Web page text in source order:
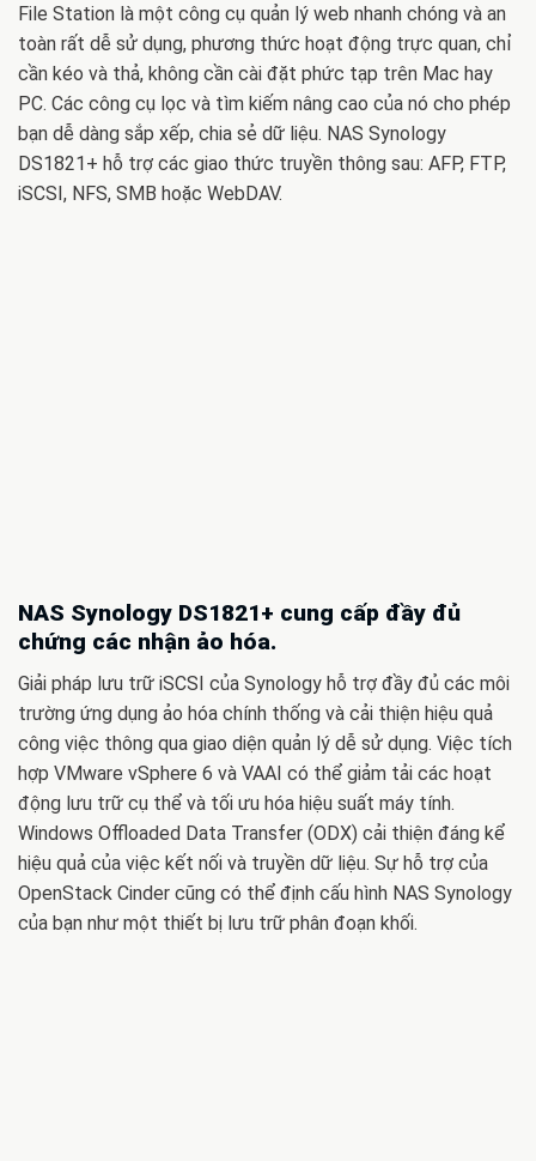
File Station là một công cụ quản lý web nhanh chóng và an
toàn rất dễ sử dụng, phương thức hoạt động trực quan, chỉ
cần kéo và thả, không cần cài đặt phức tạp trên Mac hay
PC. Các công cụ lọc và tìm kiếm nâng cao của nó cho phép
bạn dễ dàng sắp xếp, chia sẻ dữ liệu. NAS Synology
DS1821+ hỗ trợ các giao thức truyền thông sau: AFP, FTP,
iSCSI, NFS, SMB hoặc WebDAV.
NAS Synology DS1821+ cung cấp đầy đủ
chứng các nhận ảo hóa.
Giải pháp lưu trữ iSCSI của Synology hỗ trợ đầy đủ các môi
trường ứng dụng ảo hóa chính thống và cải thiện hiệu quả
công việc thông qua giao diện quản lý dễ sử dụng. Việc tích
hợp VMware vSphere 6 và VAAI có thể giảm tải các hoạt
động lưu trữ cụ thể và tối ưu hóa hiệu suất máy tính.
Windows Offloaded Data Transfer (ODX) cải thiện đáng kể
hiệu quả của việc kết nối và truyền dữ liệu. Sự hỗ trợ của
OpenStack Cinder cũng có thể định cấu hình NAS Synology
của bạn như một thiết bị lưu trữ phân đoạn khối.